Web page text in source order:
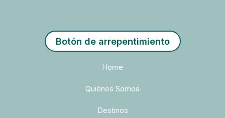
Botón de arrepentimiento
Home
Quiénes Somos
Destinos